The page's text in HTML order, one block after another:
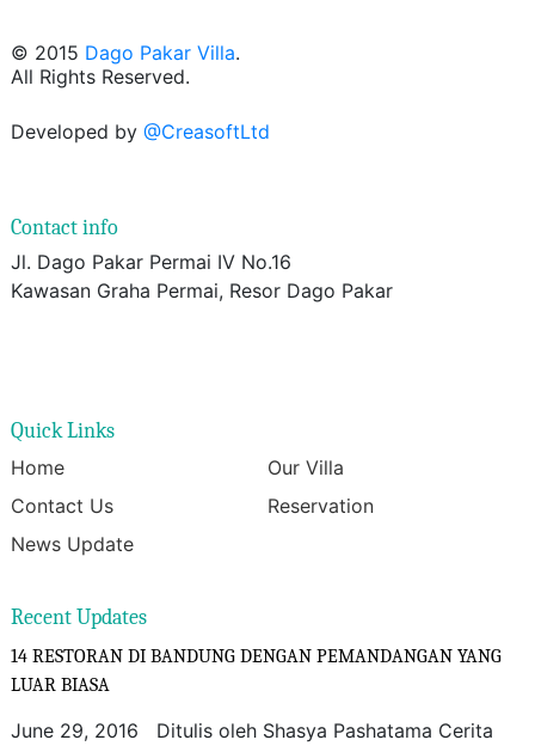
© 2015 Dago Pakar Villa.
All Rights Reserved.
Developed by @CreasoftLtd
Contact info
Jl. Dago Pakar Permai IV No.16
Kawasan Graha Permai, Resor Dago Pakar
Quick Links
Home
Our Villa
Contact Us
Reservation
News Update
Recent Updates
14 RESTORAN DI BANDUNG DENGAN PEMANDANGAN YANG
LUAR BIASA
June 29, 2016 Ditulis oleh Shasya Pashatama Cerita